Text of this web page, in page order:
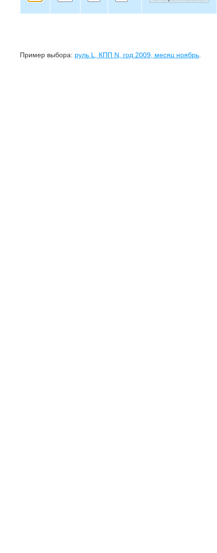
Пример выбора: руль L , КПП N , год 2009 , месяц ноябрь